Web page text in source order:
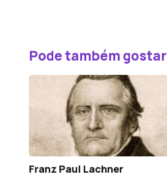
Pode também gostar
Franz Paul Lachner